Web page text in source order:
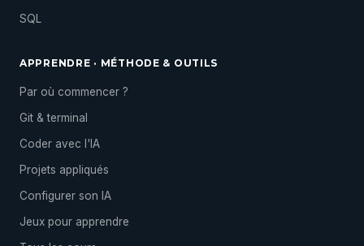
SQL
APPRENDRE · MÉTHODE & OUTILS
Par où commencer ?
Git & terminal
Coder avec l'IA
Projets appliqués
Configurer son IA
Jeux pour apprendre